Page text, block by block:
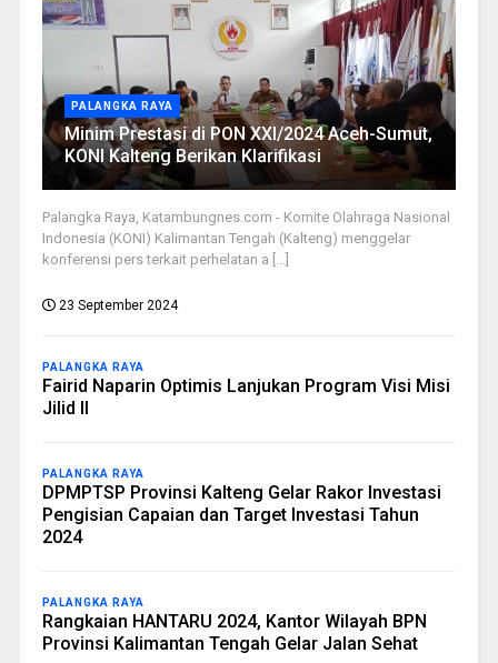
PALANGKA RAYA
Minim Prestasi di PON XXI/2024 Aceh-Sumut,
KONI Kalteng Berikan Klarifikasi
Palangka Raya, Katambungnes.com - Komite Olahraga Nasional
Indonesia (KONI) Kalimantan Tengah (Kalteng) menggelar
konferensi pers terkait perhelatan a [...]
23 September 2024
PALANGKA RAYA
Fairid Naparin Optimis Lanjukan Program Visi Misi
Jilid II
PALANGKA RAYA
DPMPTSP Provinsi Kalteng Gelar Rakor Investasi
Pengisian Capaian dan Target Investasi Tahun
2024
PALANGKA RAYA
Rangkaian HANTARU 2024, Kantor Wilayah BPN
Provinsi Kalimantan Tengah Gelar Jalan Sehat